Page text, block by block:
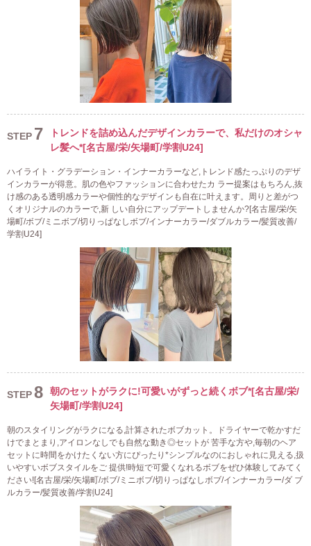
STEP 7
トレンドを詰め込んだデザインカラーで、私だけのオシャ
レ髪へ*[名古屋/栄/矢場町/学割U24]
ハイライト・グラデーション・インナーカラーなど,トレンド感たっぷりのデザ
インカラーが得意。肌の色やファッションに合わせたカ ラー提案はもちろん,抜
け感のある透明感カラーや個性的なデザインも自在に叶えます。周りと差がつ
くオリジナルのカラーで,新 しい自分にアップデートしませんか?[名古屋/栄/矢
場町/ボブ/ミニボブ/切りっぱなしボブ/インナーカラー/ダブルカラー/髪質改善/
学割U24]
STEP8
朝のセットがラクに!可愛いがずっと続くボブ*[名古屋/栄/
矢場町/学割U24]
朝のスタイリングがラクになる,計算されたボブカット。ドライヤーで乾かすだ
けでまとまり,アイロンなしでも自然な動き◎セットが 苦手な方や,毎朝のヘア
セットに時間をかけたくない方にぴったり*シンプルなのにおしゃれに見える,扱
いやすいボブスタイルをご 提供!時短で可愛くなれるボブをぜひ体験してみてく
ださい![名古屋/栄/矢場町/ボブ/ミニボブ/切りっぱなしボブ/インナーカラー/ダ ブ
ルカラー/髪質改善/学割U24]